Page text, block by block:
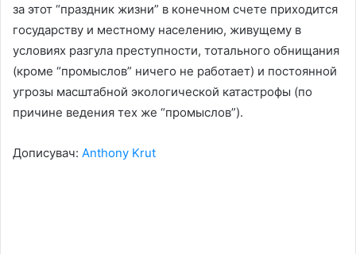
за этот “праздник жизни” в конечном счете приходится
государству и местному населению, живущему в
условиях разгула преступности, тотального обнищания
(кроме “промыслов” ничего не работает) и постоянной
угрозы масштабной экологической катастрофы (по
причине ведения тех же “промыслов”).
Дописувач: Anthony Krut